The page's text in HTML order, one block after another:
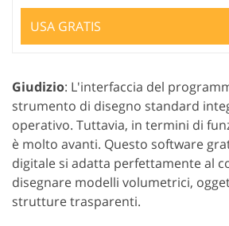
USA GRATIS
Giudizio: L'interfaccia del
strumento di disegno standard
operativo. Tuttavia, in termini di
è molto avanti. Questo software
digitale si adatta perfettamente al
disegnare modelli volumetrici,
strutture trasparenti.